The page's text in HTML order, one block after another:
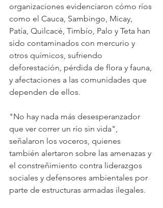
organizaciones evidenciaron cómo ríos
como el Cauca, Sambingo, Micay,
Patía, Quilcacé, Timbío, Palo y Teta han
sido contaminados con mercurio y
otros químicos, sufriendo
deforestación, pérdida de flora y fauna,
y afectaciones a las comunidades que
dependen de ellos.
"No hay nada más desesperanzador
que ver correr un río sin vida",
señalaron los voceros, quienes
también alertaron sobre las amenazas y
el constreñimiento contra liderazgos
sociales y defensores ambientales por
parte de estructuras armadas ilegales.